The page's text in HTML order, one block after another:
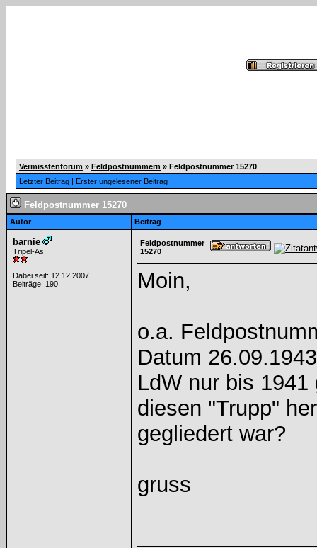
Vermisstenforum » Feldpostnummern » Feldpostnummer 15270
Letzter Beitrag | Erster ungelesener Beitrag
Feldpostnummer 15270
Autor Beitrag
barnie
Tripel-As
Dabei seit: 12.12.2007
Beiträge: 190
Feldpostnummer
15270
Moin,
o.a.
Datum
LdW nur bis
diesen "Trupp"
gegliedert war?
gruss